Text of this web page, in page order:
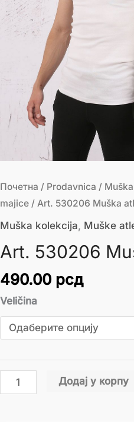
Почетна / Prodavnica /
majice / Art. 530206 Muška
Muška kolekcija, Muške
Art. 530206
490.00 рсд
Veličina
Додај у корпу